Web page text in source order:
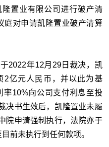
置业有限公司进行破产清
庭对申请凯隆置业破产清算
2022年12月29日裁决，凯
2亿元人民币，并以此为基
10%向公司支付利息至投
决书生效后，凯隆置业未履
院申请强制执行，法院亦于
前未执行到任何款项。